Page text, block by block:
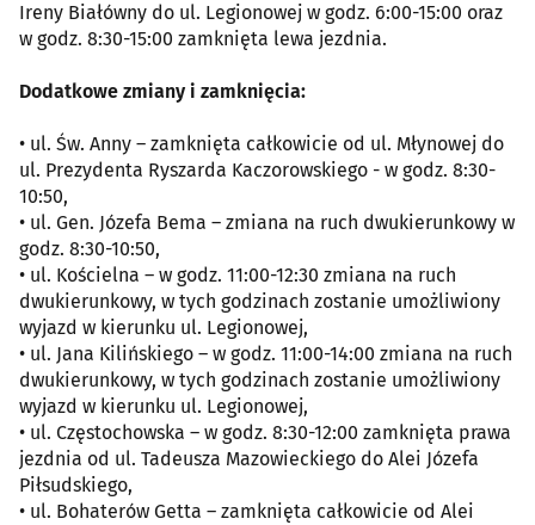
Ireny Białówny do ul. Legionowej w godz. 6:00-15:00 oraz
w godz. 8:30-15:00 zamknięta lewa jezdnia.
Dodatkowe zmiany i zamknięcia:
• ul. Św. Anny – zamknięta całkowicie od ul. Młynowej do
ul. Prezydenta Ryszarda Kaczorowskiego - w godz. 8:30-
10:50,
• ul. Gen. Józefa Bema – zmiana na ruch dwukierunkowy w
godz. 8:30-10:50,
• ul. Kościelna – w godz. 11:00-12:30 zmiana na ruch
dwukierunkowy, w tych godzinach zostanie umożliwiony
wyjazd w kierunku ul. Legionowej,
• ul. Jana Kilińskiego – w godz. 11:00-14:00 zmiana na ruch
dwukierunkowy, w tych godzinach zostanie umożliwiony
wyjazd w kierunku ul. Legionowej,
• ul. Częstochowska – w godz. 8:30-12:00 zamknięta prawa
jezdnia od ul. Tadeusza Mazowieckiego do Alei Józefa
Piłsudskiego,
• ul. Bohaterów Getta – zamknięta całkowicie od Alei